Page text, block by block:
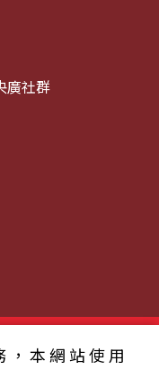
廣社群
版權所有
，本網站使用